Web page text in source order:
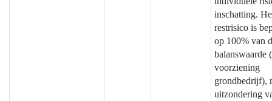
inschatting.
restrisico is
op 100% van
balanswaarde
voorziening
grondbedrijf),
uitzondering